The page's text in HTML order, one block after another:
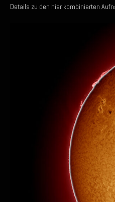
Details zu den hier kombinierten